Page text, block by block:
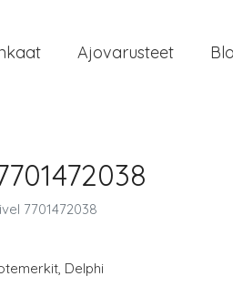
Ajovarusteet
7701472038
, Delphi